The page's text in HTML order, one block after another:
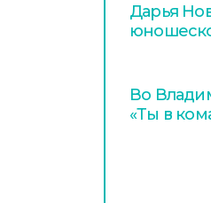
Дарья
Во
«Ты в